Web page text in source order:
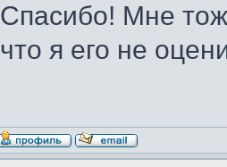
Спасибо! Мне
что я его не